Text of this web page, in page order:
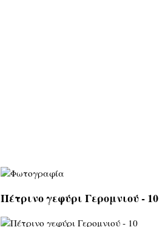
Πέτρινο γεφύρι Γερομνιού - 10